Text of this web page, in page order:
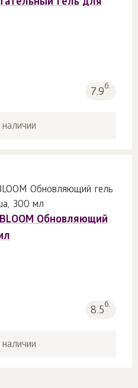
гель для
7.9б.
Обновляющий
8.5б.